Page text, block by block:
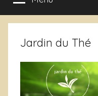
de
Go
de
Grenoble
Jardin du Thé